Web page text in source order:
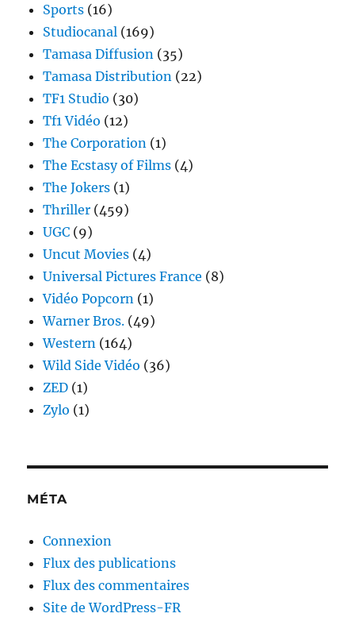
Sports (16)
Studiocanal (169)
Tamasa Diffusion (35)
Tamasa Distribution (22)
TF1 Studio (30)
Tf1 Vidéo (12)
The Corporation (1)
The Ecstasy of Films (4)
The Jokers (1)
Thriller (459)
UGC (9)
Uncut Movies (4)
Universal Pictures France (8)
Vidéo Popcorn (1)
Warner Bros. (49)
Western (164)
Wild Side Vidéo (36)
ZED (1)
Zylo (1)
MÉTA
Connexion
Flux des publications
Flux des commentaires
Site de WordPress-FR